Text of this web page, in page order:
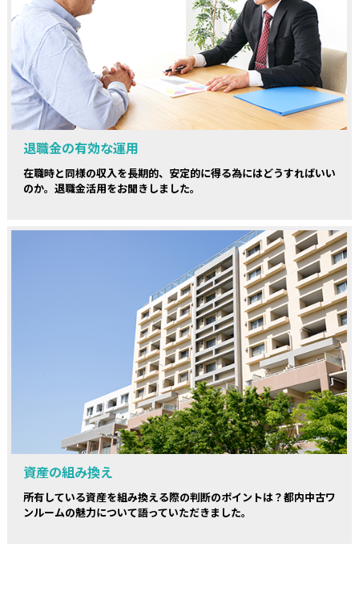
退職金の有効な運用
在職時と同様の収入を長期的、安定的に得る為にはどうすればいい
のか。退職金活用をお聞きしました。
資産の組み換え
所有している資産を組み換える際の判断のポイントは？都内中古ワ
ンルームの魅力について語っていただきました。